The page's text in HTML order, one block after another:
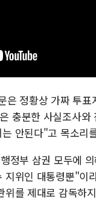
은 정황상 가짜 투
충분한 사실조사
안된다"고 목소리
정부 삼권 모두에
지위인 대통령뿐"
위를 제대로 감독하